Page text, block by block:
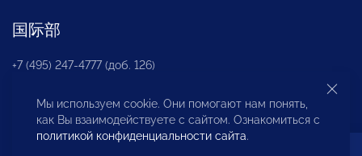
国际部
+7 (495) 247-4777 (доб. 126)
商投权益保护部
Мы используем cookie. Они помогают нам понять,
как Вы взаимодействуете с сайтом. Ознакомиться с
политикой конфиденциальности сайта.